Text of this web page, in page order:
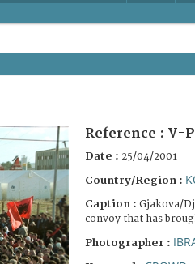
Reference : V-
Date : 25/04/2001
Country/Region :
Caption : Gjakova/
convoy that has
Photographer :